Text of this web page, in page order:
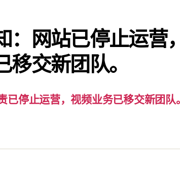
：网站已停止运营
移交新团队。
已停止运营，视频业务已移交新团队。